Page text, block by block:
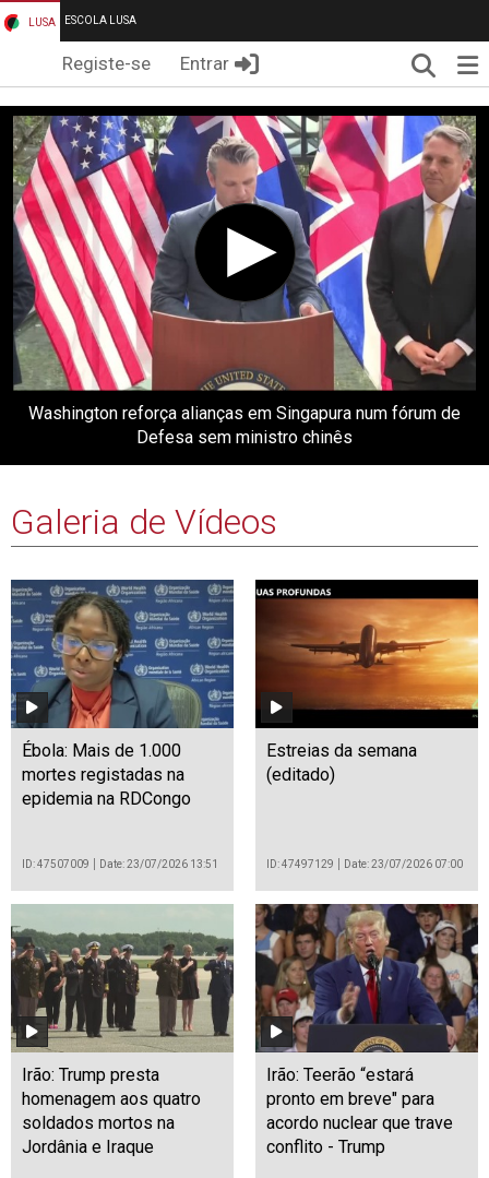
LUSA ESCOLA LUSA
Registe-se Entrar
Washington reforça alianças em Singapura num fórum de
Defesa sem ministro chinês
Galeria de Vídeos
Ébola: Mais de 1.000
mortes registadas na
epidemia na RDCongo
ID: 47507009 Date: 23/07/2026 13:51
Estreias da semana
(editado)
ID: 47497129 Date: 23/07/2026 07:00
Irão: Trump presta
homenagem aos quatro
soldados mortos na
Jordânia e Iraque
Irão: Teerão “estará
pronto em breve" para
acordo nuclear que trave
conflito - Trump